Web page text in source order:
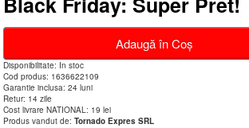
Adaugă în Coş
Disponibilitate: In stoc
Cod produs: 1636622109
Garantie inclusa: 24 luni
Retur: 14 zile
Cost livrare NATIONAL: 19 lei
Produs vandut de: Tornado Expres SRL